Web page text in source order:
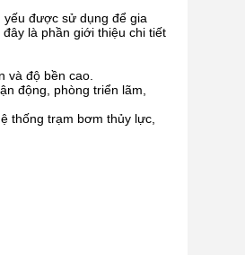
yếu được sử dụng để gia
là phần giới thiệu chi tiết
và độ bền cao.
động, phòng triển lãm,
thống trạm bơm thủy lực,